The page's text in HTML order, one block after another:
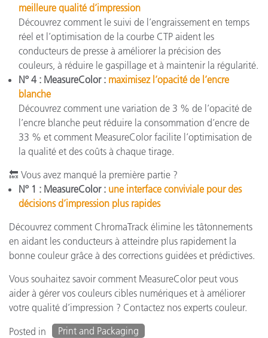
meilleure qualité d’impression
Découvrez comment le suivi de l’engraissement en temps
réel et l’optimisation de la courbe CTP aident les
conducteurs de presse à améliorer la précision des
couleurs, à réduire le gaspillage et à maintenir la régularité.
Nº 4 : MeasureColor : maximisez l’opacité de l’encre
blanche
Découvrez comment une variation de 3 % de l’opacité de
l’encre blanche peut réduire la consommation d’encre de
33 % et comment MeasureColor facilite l’optimisation de
la qualité et des coûts à chaque tirage.
🔙 Vous avez manqué la première partie ?
Nº 1 : MeasureColor : une interface conviviale pour des
décisions d’impression plus rapides
Découvrez comment ChromaTrack élimine les tâtonnements
en aidant les conducteurs à atteindre plus rapidement la
bonne couleur grâce à des corrections guidées et prédictives.
Vous souhaitez savoir comment MeasureColor peut vous
aider à gérer vos couleurs cibles numériques et à améliorer
votre qualité d’impression ? Contactez nos experts couleur.
Posted in
Print and Packaging